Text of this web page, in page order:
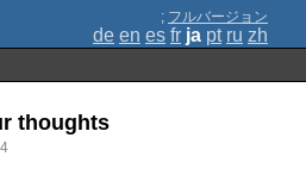
; フルバージョン
de en es fr ja pt ru zh
thoughts